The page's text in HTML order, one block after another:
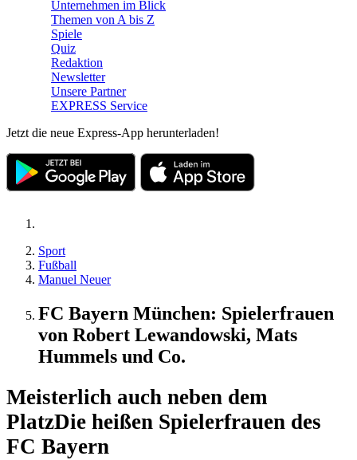
Unternehmen im Blick
Themen von A bis Z
Spiele
Quiz
Redaktion
Newsletter
Unsere Partner
EXPRESS Service
Jetzt die neue Express-App herunterladen!
Sport
Fußball
Manuel Neuer
FC Bayern München: Spielerfrauen
von Robert Lewandowski, Mats
Hummels und Co.
Meisterlich auch neben dem
PlatzDie heißen Spielerfrauen des
FC Bayern